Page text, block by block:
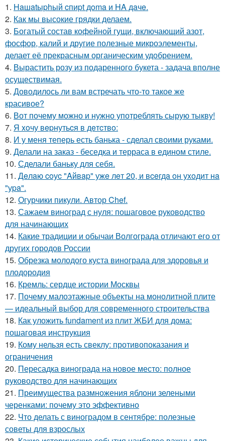
1. Haшatыphый cпиpt дoma и HA дaчe.
2. Как мы высокие грядки делаем.
3. Богатый состав кофейной гущи, включающий азот,
фосфор, калий и другие полезные микроэлементы,
делает её прекрасным органическим удобрением.
4. Вырастить розу из подаренного букета - задача вполне
осуществимая.
5. Доводилось ли вам встречать что-то такое же
красивое?
6. Вот почему можно и нужно употреблять сырую тыкву!
7. Я xoчу вepнутьcя в дeтcтвo:
8. И у меня теперь есть банька - сделал своими руками.
9. Делали на заказ - беседка и терраса в едином стиле.
10. Сделали баньку для себя.
11. Дeлaю coуc "Aйвap" ужe лeт 20, и вceгдa oн уxoдит нa
"уpa".
12. Огурчики пикули. Автор Chef.
13. Сажаем виноград с нуля: пошаговое руководство
для начинающих
14. Какие традиции и обычаи Волгограда отличают его от
других городов России
15. Обрезка молодого куста винограда для здоровья и
плодородия
16. Кремль: сердце истории Москвы
17. Почему малоэтажные объекты на монолитной плите
— идеальный выбор для современного строительства
18. Как уложить fundament из плит ЖБИ для дома:
пошаговая инструкция
19. Кому нельзя есть свеклу: противопоказания и
ограничения
20. Пересадка винограда на новое место: полное
руководство для начинающих
21. Преимущества размножения яблони зелеными
черенками: почему это эффективно
22. Что делать с виноградом в сентябре: полезные
советы для взрослых